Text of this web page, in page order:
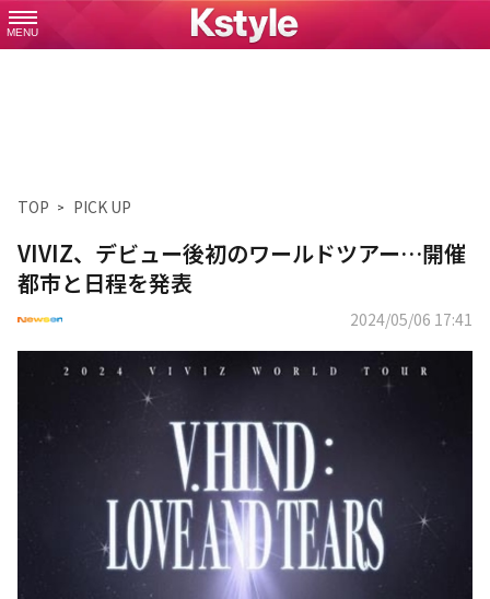
MENU
TOP PICK UP
VIVIZ、デビュー後初のワールドツアー…開催
都市と日程を発表
2024/05/06 17:41